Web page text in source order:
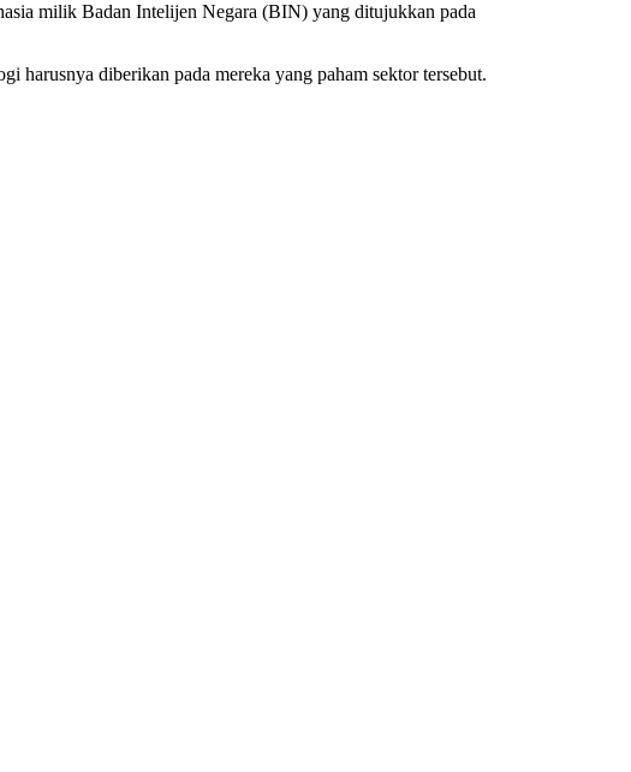
milik Badan Intelijen Negara (BIN) yang ditujukkan pada
diberikan pada mereka yang paham sektor tersebut.